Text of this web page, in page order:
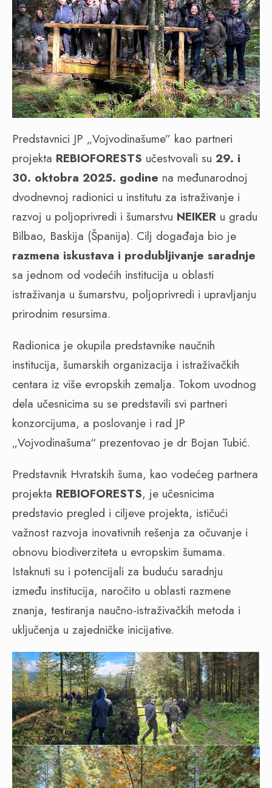
Predstavnici JP „Vojvodinašume” kao partneri
projekta REBIOFORESTS učestvovali su 29. i
30. oktobra 2025. godine na međunarodnoj
dvodnevnoj radionici u institutu za istraživanje i
razvoj u poljoprivredi i šumarstvu NEIKER u gradu
Bilbao, Baskija (Španija). Cilj događaja bio je
razmena iskustava i produbljivanje saradnje
sa jednom od vodećih institucija u oblasti
istraživanja u šumarstvu, poljoprivredi i upravljanju
prirodnim resursima.
Radionica je okupila predstavnike naučnih
institucija, šumarskih organizacija i istraživačkih
centara iz više evropskih zemalja. Tokom uvodnog
dela učesnicima su se predstavili svi partneri
konzorcijuma, a poslovanje i rad JP
„Vojvodinašuma“ prezentovao je dr Bojan Tubić.
Predstavnik Hvratskih šuma, kao vodećeg partnera
projekta REBIOFORESTS, je učesnicima
predstavio pregled i ciljeve projekta, ističući
važnost razvoja inovativnih rešenja za očuvanje i
obnovu biodiverziteta u evropskim šumama.
Istaknuti su i potencijali za buduću saradnju
između institucija, naročito u oblasti razmene
znanja, testiranja naučno-istraživačkih metoda i
uključenja u zajedničke inicijative.